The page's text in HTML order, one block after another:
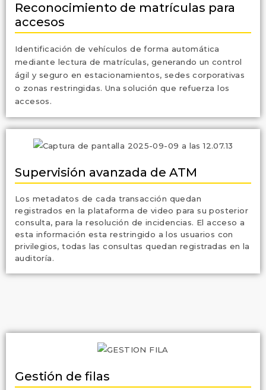
Reconocimiento de matrículas para
accesos
Identificación de vehículos de forma automática
mediante lectura de matrículas, generando un control
ágil y seguro en estacionamientos, sedes corporativas
o zonas restringidas. Una solución que refuerza los
accesos.
Supervisión avanzada de ATM
Los metadatos de cada transacción quedan
registrados en la plataforma de video para su posterior
consulta, para la resolución de incidencias. El acceso a
esta información esta restringido a los usuarios con
privilegios, todas las consultas quedan registradas en la
auditoría.
Gestión de filas